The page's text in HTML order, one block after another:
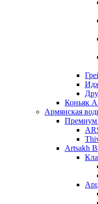
Коньяк
Армянская
Премиум
Artsakh